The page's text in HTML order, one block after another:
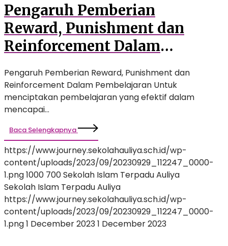
Pengaruh Pemberian
Reward, Punishment dan
Reinforcement Dalam
Pengaruh Pemberian Reward, Punishment dan
Reinforcement Dalam Pembelajaran Untuk
menciptakan pembelajaran yang efektif dalam
mencapai…
Baca Selengkapnya
https://www.journey.sekolahauliya.sch.id/wp-
content/uploads/2023/09/20230929_112247_0000-
1.png1000 700Sekolah Islam Terpadu Auliya
Sekolah Islam Terpadu Auliya
https://www.journey.sekolahauliya.sch.id/wp-
content/uploads/2023/09/20230929_112247_0000-
1.png1 December 20231 December 2023